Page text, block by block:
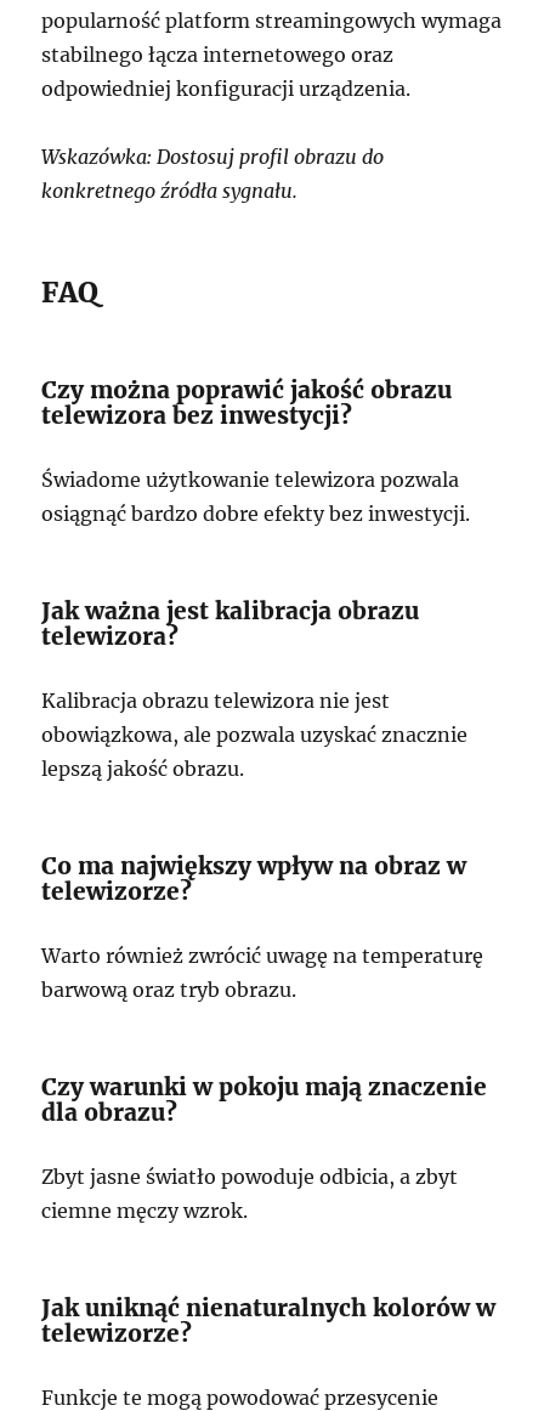
popularność platform streamingowych wymaga
stabilnego łącza internetowego oraz
odpowiedniej konfiguracji urządzenia.
Wskazówka: Dostosuj profil obrazu do
konkretnego źródła sygnału.
FAQ
Czy można poprawić jakość obrazu
telewizora bez inwestycji?
Świadome użytkowanie telewizora pozwala
osiągnąć bardzo dobre efekty bez inwestycji.
Jak ważna jest kalibracja obrazu
telewizora?
Kalibracja obrazu telewizora nie jest
obowiązkowa, ale pozwala uzyskać znacznie
lepszą jakość obrazu.
Co ma największy wpływ na obraz w
telewizorze?
Warto również zwrócić uwagę na temperaturę
barwową oraz tryb obrazu.
Czy warunki w pokoju mają znaczenie
dla obrazu?
Zbyt jasne światło powoduje odbicia, a zbyt
ciemne męczy wzrok.
Jak uniknąć nienaturalnych kolorów w
telewizorze?
Funkcje te mogą powodować przesycenie